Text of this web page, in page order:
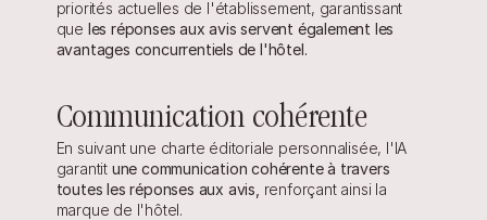
priorités actuelles de l'établissement, garantissant
que les réponses aux avis servent également les
avantages concurrentiels de l'hôtel.
Communication cohérente
En suivant une charte éditoriale personnalisée, l'IA
garantit une communication cohérente à travers
toutes les réponses aux avis, renforçant ainsi la
marque de l'hôtel.